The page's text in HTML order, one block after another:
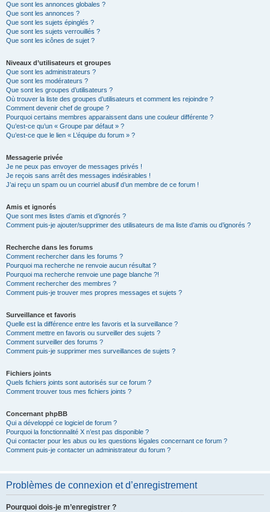
Que sont les annonces globales ?
Que sont les annonces ?
Que sont les sujets épinglés ?
Que sont les sujets verrouillés ?
Que sont les icônes de sujet ?
Niveaux d’utilisateurs et groupes
Que sont les administrateurs ?
Que sont les modérateurs ?
Que sont les groupes d’utilisateurs ?
Où trouver la liste des groupes d’utilisateurs et comment les rejoindre ?
Comment devenir chef de groupe ?
Pourquoi certains membres apparaissent dans une couleur différente ?
Qu’est-ce qu’un « Groupe par défaut » ?
Qu’est-ce que le lien « L’équipe du forum » ?
Messagerie privée
Je ne peux pas envoyer de messages privés !
Je reçois sans arrêt des messages indésirables !
J’ai reçu un spam ou un courriel abusif d’un membre de ce forum !
Amis et ignorés
Que sont mes listes d’amis et d’ignorés ?
Comment puis-je ajouter/supprimer des utilisateurs de ma liste d’amis ou d’ignorés ?
Recherche dans les forums
Comment rechercher dans les forums ?
Pourquoi ma recherche ne renvoie aucun résultat ?
Pourquoi ma recherche renvoie une page blanche ?!
Comment rechercher des membres ?
Comment puis-je trouver mes propres messages et sujets ?
Surveillance et favoris
Quelle est la différence entre les favoris et la surveillance ?
Comment mettre en favoris ou surveiller des sujets ?
Comment surveiller des forums ?
Comment puis-je supprimer mes surveillances de sujets ?
Fichiers joints
Quels fichiers joints sont autorisés sur ce forum ?
Comment trouver tous mes fichiers joints ?
Concernant phpBB
Qui a développé ce logiciel de forum ?
Pourquoi la fonctionnalité X n’est pas disponible ?
Qui contacter pour les abus ou les questions légales concernant ce forum ?
Comment puis-je contacter un administrateur du forum ?
Problèmes de connexion et d’enregistrement
Pourquoi dois-je m’enregistrer ?